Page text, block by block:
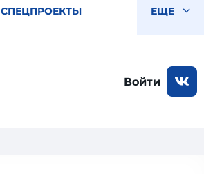
СПЕЦПРОЕКТЫ ЕЩЕ
Войти